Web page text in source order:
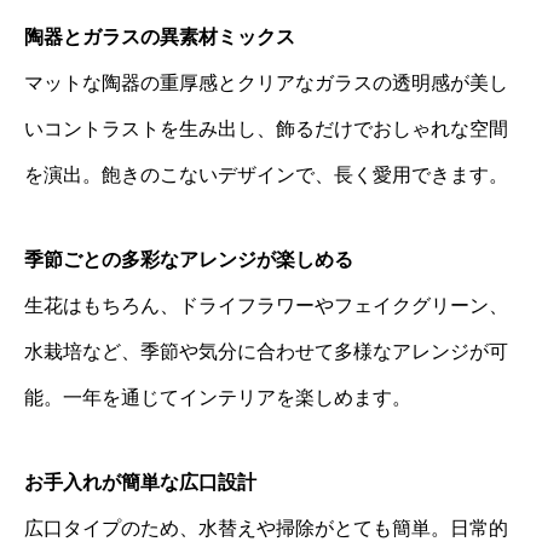
陶器とガラスの異素材ミックス
マットな陶器の重厚感とクリアなガラスの透明感が美し
いコントラストを生み出し、飾るだけでおしゃれな空間
を演出。飽きのこないデザインで、長く愛用できます。
季節ごとの多彩なアレンジが楽しめる
生花はもちろん、ドライフラワーやフェイクグリーン、
水栽培など、季節や気分に合わせて多様なアレンジが可
能。一年を通じてインテリアを楽しめます。
お手入れが簡単な広口設計
広口タイプのため、水替えや掃除がとても簡単。日常的